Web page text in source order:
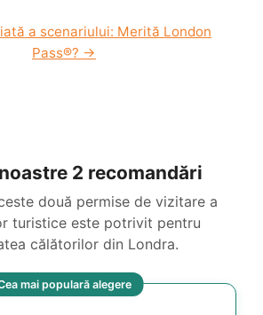
a scenariului: Merită London
Pass®? →
2 recomandări
două permise de vizitare a
turistice este potrivit pentru
călătorilor din Londra.
mai populară alegere